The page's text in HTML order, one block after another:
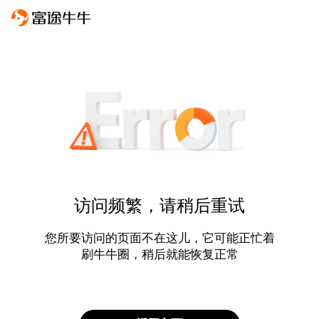
访问频繁，请稍后重试
您所要访问的页面不在这儿，它可能正忙着
刷牛牛圈，稍后就能恢复正常